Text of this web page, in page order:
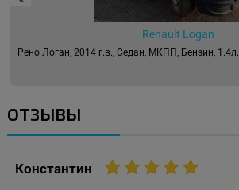
Renault Logan
Рено Логан, 2014 г.в., Седан, МКПП, Бензин, 1.4л.
ОТЗЫВЫ
Константин